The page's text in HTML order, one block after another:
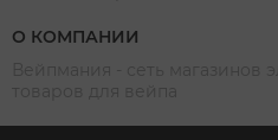
О КОМПАНИИ